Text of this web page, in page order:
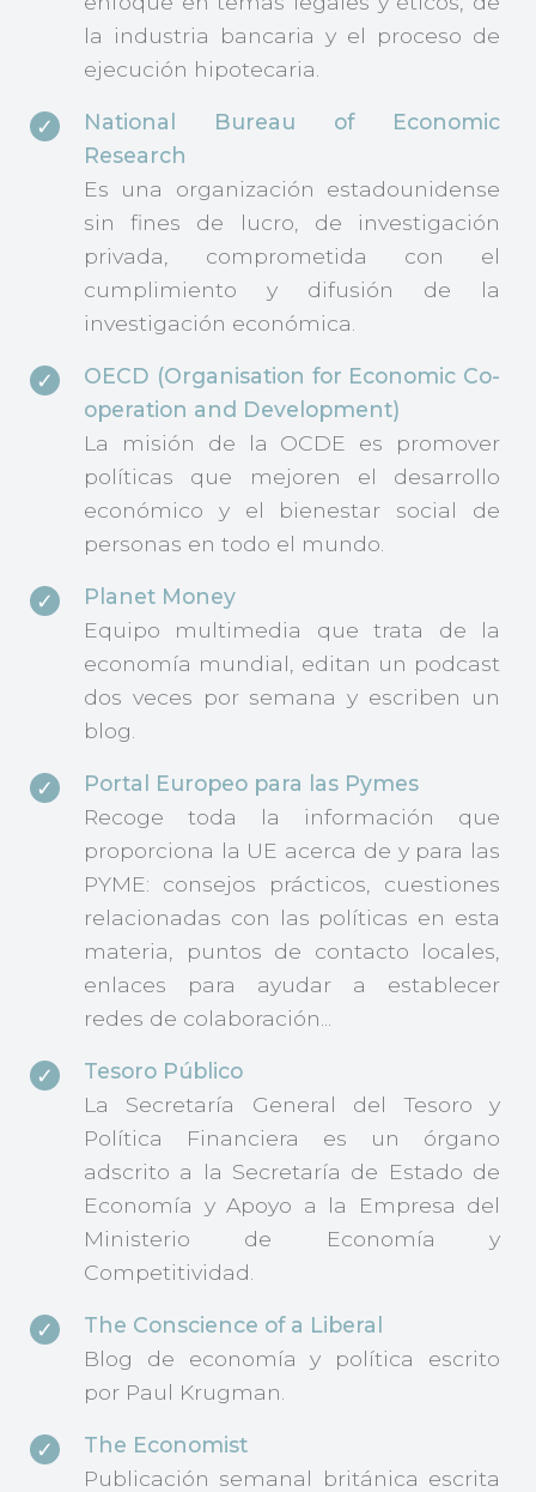
la industria bancaria y el proceso de
ejecución hipotecaria.
National Bureau of Economic
Research
Es una organización estadounidense
sin fines de lucro, de investigación
privada, comprometida con el
cumplimiento y difusión de la
investigación económica.
OECD (Organisation for Economic Co-
operation and Development)
La misión de la OCDE es promover
políticas que mejoren el desarrollo
económico y el bienestar social de
personas en todo el mundo.
Planet Money
Equipo multimedia que trata de la
economía mundial, editan un podcast
dos veces por semana y escriben un
blog.
Portal Europeo para las Pymes
Recoge toda la información que
proporciona la UE acerca de y para las
PYME: consejos prácticos, cuestiones
relacionadas con las políticas en esta
materia, puntos de contacto locales,
enlaces para ayudar a establecer
redes de colaboración...
Tesoro Público
La Secretaría General del Tesoro y
Política Financiera es un órgano
adscrito a la Secretaría de Estado de
Economía y Apoyo a la Empresa del
Ministerio de Economía y
Competitividad.
The Conscience of a Liberal
Blog de economía y política escrito
por Paul Krugman.
The Economist
Publicación semanal británica escrita